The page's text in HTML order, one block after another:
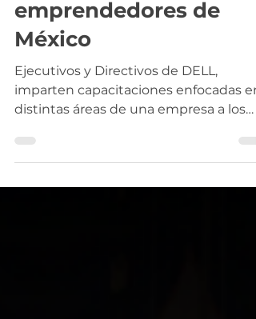
jóvenes
emprendedores de
México
Ejecutivos y Directivos de DELL,
distintas áreas de una empresa a los
participantes del programa...